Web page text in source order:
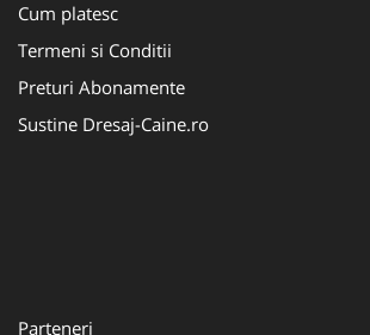
Cum platesc
Termeni si Conditii
Preturi Abonamente
Sustine Dresaj-Caine.ro
Parteneri